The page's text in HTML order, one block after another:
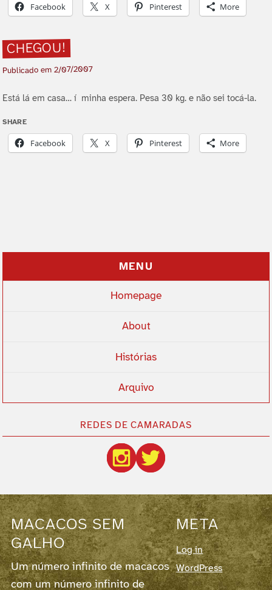
Facebook X Pinterest More
CHEGOU!
Publicado em2/07/2007
Está lá em casa… í minha espera. Pesa 30 kg. e não sei tocá-la.
SHARE
Facebook X Pinterest More
MENU
Homepage
About
Histórias
Arquivo
REDES DE CAMARADAS
MACACOS SEM
GALHO
Um número infinito de macacos
com um número infinito de
META
Log in
WordPress